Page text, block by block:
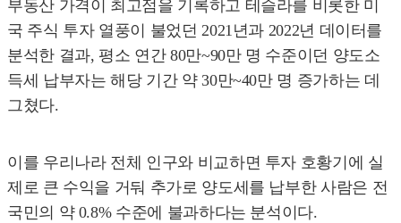
부동산 가격이 최고점을 기록하고 테슬라를 비롯한 미
국 주식 투자 열풍이 불었던 2021년과 2022년 데이터를
분석한 결과, 평소 연간 80만~90만 명 수준이던 양도소
득세 납부자는 해당 기간 약 30만~40만 명 증가하는 데
그쳤다.
이를 우리나라 전체 인구와 비교하면 투자 호황기에 실
제로 큰 수익을 거둬 추가로 양도세를 납부한 사람은 전
국민의 약 0.8% 수준에 불과하다는 분석이다.